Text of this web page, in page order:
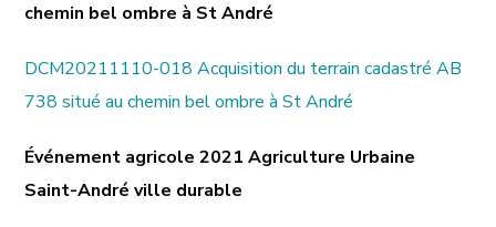
chemin bel ombre à St André
DCM20211110-018 Acquisition du terrain cadastré AB
738 situé au chemin bel ombre à St André
Événement agricole 2021 Agriculture Urbaine
Saint-André ville durable